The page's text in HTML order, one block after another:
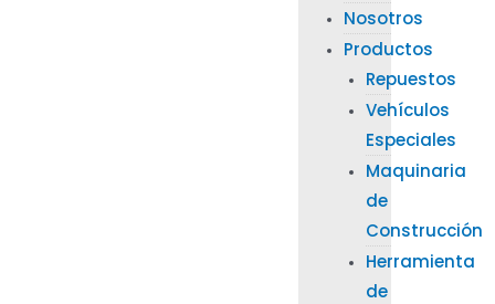
Nosotros
Productos
Repuestos
Vehículos
Especiales
Maquinaria
de
Construcción
Herramienta
de